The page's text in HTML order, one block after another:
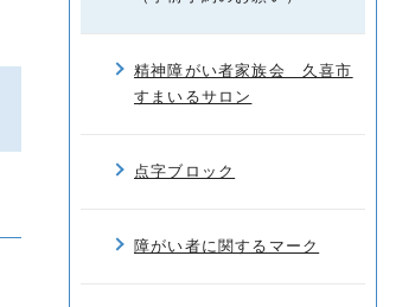
精神障がい者家族会 久喜市
すまいるサロン
点字ブロック
障がい者に関するマーク